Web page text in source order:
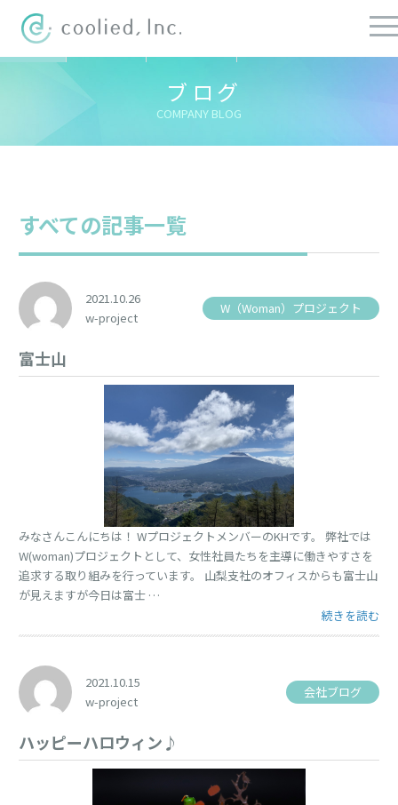
ブログ
COMPANY BLOG
ての記事
すべての記事一覧
2021.10.26
w-project
W（Woman）プロジェクト
富士山
みなさんこんにちは！ WプロジェクトメンバーのKHです。 弊社では
W(woman)プロジェクトとして、女性社員たちを主導に働きやすさを
追求する取り組みを行っています。 山梨支社のオフィスからも富士山
が見えますが今日は富士 …
“富士山” の
続きを読む
2021.10.15
w-project
会社ブログ
ハッピーハロウィン♪